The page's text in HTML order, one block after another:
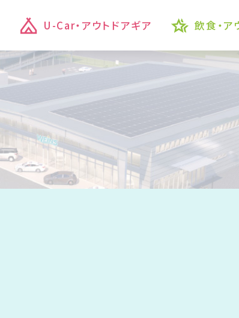
U-Car・アウトドアギア 飲食・ア